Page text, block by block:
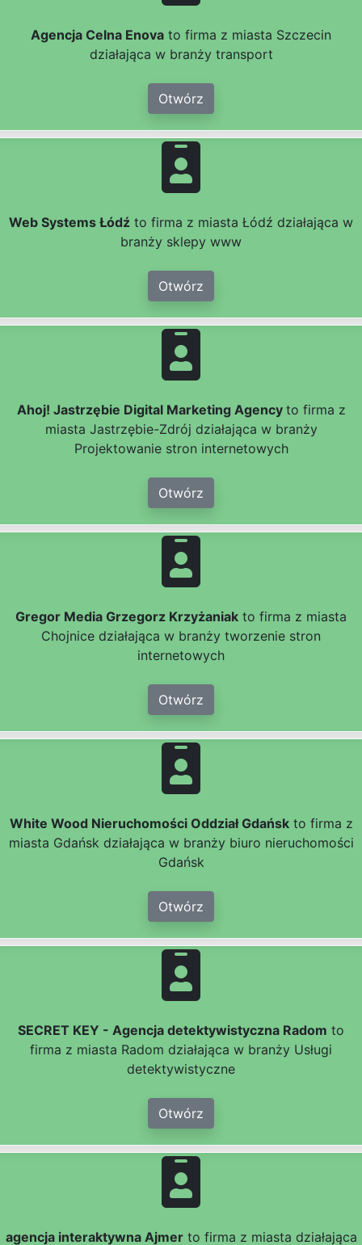
Agencja Celna Enova to firma z miasta Szczecin
działająca w branży transport
Otwórz
Web Systems Łódź to firma z miasta Łódź działająca w
branży sklepy www
Otwórz
Ahoj! Jastrzębie Digital Marketing Agency to firma z
miasta Jastrzębie-Zdrój działająca w branży
Projektowanie stron internetowych
Otwórz
Gregor Media Grzegorz Krzyżaniak to firma z miasta
Chojnice działająca w branży tworzenie stron
internetowych
Otwórz
White Wood Nieruchomości Oddział Gdańskto firma z
miasta Gdańsk działająca w branży biuro nieruchomości
Gdańsk
Otwórz
SECRET KEY - Agencja detektywistyczna Radom to
firma z miasta Radom działająca w branży Usługi
detektywistyczne
Otwórz
agencja interaktywna Ajmerto firma z miasta działająca